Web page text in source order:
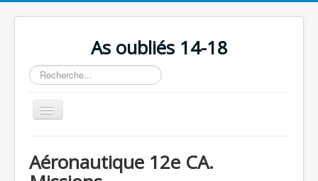
As oubliés 14-18
Rechercher
Basculer
la
Chronologie
Aéronautique 12e CA.